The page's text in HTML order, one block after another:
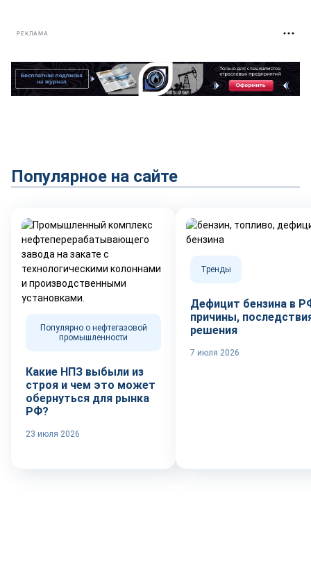
РЕКЛАМА
Популярное на сайте
Популярно о нефтегазовой
промышленности
Какие НПЗ выбыли из
строя и чем это может
обернуться для рынка
РФ?
23 июля 2026
Тренды
Дефицит бензина в
причины,
решения
7 июля 2026